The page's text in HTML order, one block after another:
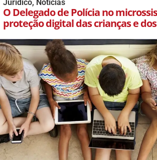
Jurídico, Notícias
O Delegado de Polícia no
proteção digital das crianças e